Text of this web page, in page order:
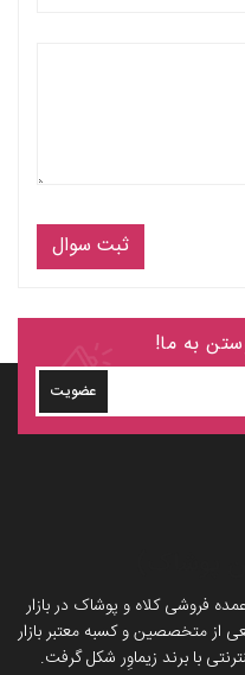
ثبت سوال
به ما!
عضویت
زمینه عمده فروشی کلاه و پوشاک در بازار
سال 1400 با تشکل جمعی از متخصصین و کسبه معتبر بازار
با برند زیماوِر شکل گرفت.